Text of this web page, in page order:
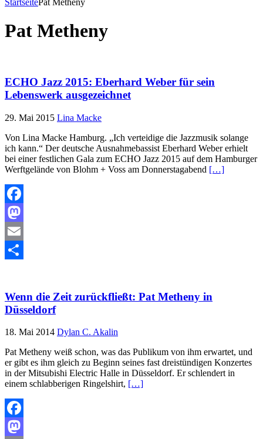
Pat Metheny
ECHO Jazz 2015: Eberhard Weber für sein
Lebenswerk ausgezeichnet
29. Mai 2015 Lina Macke
Von Lina Macke Hamburg. „Ich verteidige die Jazzmusik solange
ich kann.“ Der deutsche Ausnahmebassist Eberhard Weber erhielt
bei einer festlichen Gala zum ECHO Jazz 2015 auf dem Hamburger
Werftgelände von Blohm + Voss am Donnerstagabend […]
Facebook
Mastodon
Email
Wenn die Zeit zurückfließt: Pat Metheny in
Düsseldorf
18. Mai 2014 Dylan C. Akalin
Pat Metheny weiß schon, was das Publikum von ihm erwartet, und
er gibt es ihm gleich zu Beginn seines fast dreistündigen Konzertes
in der Mitsubishi Electric Halle in Düsseldorf. Er schlendert in
einem schlabberigen Ringelshirt, […]
Facebook